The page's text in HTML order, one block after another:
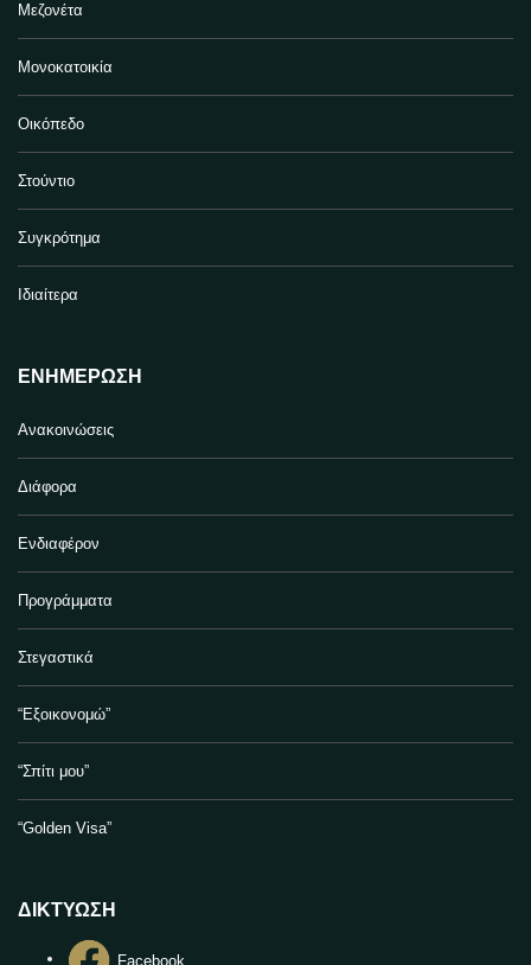
Μεζονέτα
Μονοκατοικία
Οικόπεδο
Στούντιο
Συγκρότημα
Ιδιαίτερα
ΕΝΗΜΈΡΩΣΗ
Ανακοινώσεις
Διάφορα
Ενδιαφέρον
Προγράμματα
Στεγαστικά
“Εξοικονομώ”
“Σπίτι μου”
“Golden Visa”
ΔΙΚΤΥΩΣΗ
Facebook